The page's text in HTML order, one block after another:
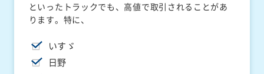
といったトラックでも、高値で取引されることがあ
ります。特に、
いすゞ
日野